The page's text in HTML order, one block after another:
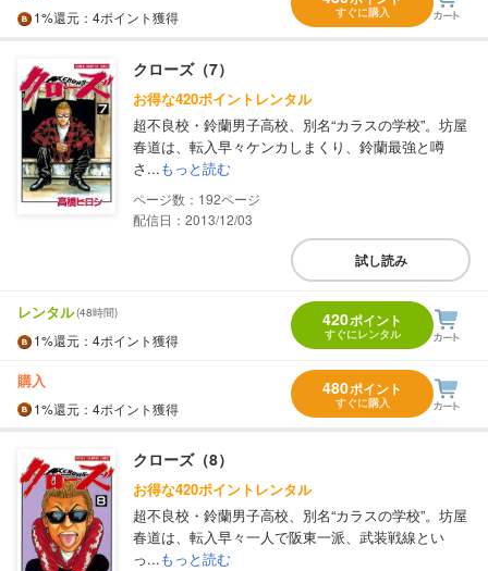
1%還元 ：4ポイント獲得 すぐに購入
クローズ（7）
お得な420ポイントレンタル
超不良校・鈴蘭男子高校、別名“カラスの学校”。坊屋
春道は、転入早々ケンカしまくり、鈴蘭最強と噂
さ...もっと読む
192
配信日：2013/12/03
試し読み
レンタル(48時間)
1%還元 ：4ポイント獲得
420ポイント
すぐにレンタル
購入
1%還元 ：4ポイント獲得
480ポイント
すぐに購入
クローズ（8）
お得な420ポイントレンタル
超不良校・鈴蘭男子高校、別名“カラスの学校”。坊屋
春道は、転入早々一人で阪東一派、武装戦線とい
っ...もっと読む